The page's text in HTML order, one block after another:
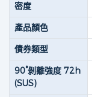
密度
產品顏色
債券類型
90°剝離強度 72h
(SUS)